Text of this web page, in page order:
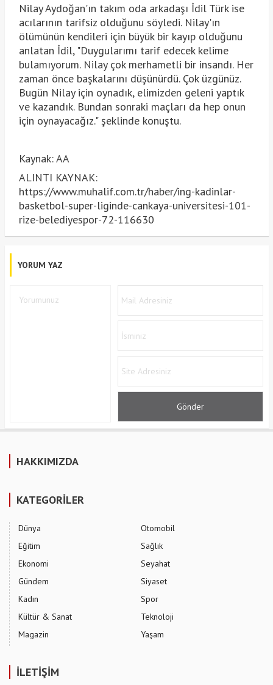
Nilay Aydoğan'ın takım oda arkadaşı İdil Türk ise
acılarının tarifsiz olduğunu söyledi. Nilay'ın
ölümünün kendileri için büyük bir kayıp olduğunu
anlatan İdil, "Duygularımı tarif edecek kelime
bulamıyorum. Nilay çok merhametli bir insandı. Her
zaman önce başkalarını düşünürdü. Çok üzgünüz.
Bugün Nilay için oynadık, elimizden geleni yaptık
ve kazandık. Bundan sonraki maçları da hep onun
için oynayacağız." şeklinde konuştu.
Kaynak: AA
ALINTI KAYNAK:
https://www.muhalif.com.tr/haber/ing-kadinlar-
basketbol-super-liginde-cankaya-universitesi-101-
rize-belediyespor-72-116630
YORUM YAZ
HAKKIMIZDA
KATEGORİLER
Dünya
Eğitim
Ekonomi
Gündem
Kadın
Kültür & Sanat
Magazin
Otomobil
Sağlık
Seyahat
Siyaset
Spor
Teknoloji
Yaşam
İLETİŞİM